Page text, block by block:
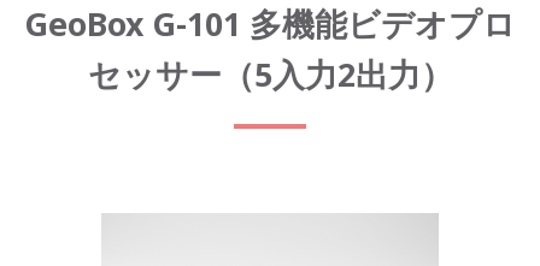
GeoBox G-101 多機能ビデオプロ
セッサー（5入力2出力）